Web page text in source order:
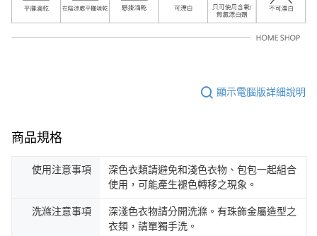
顯示電腦版詳細說明
商品規格
使用注意事項
深色衣類請避免和淺色衣物、包包一起組合
使用，可能產生褪色轉移之現象。
洗滌注意事項
深淺色衣物請分開洗滌。有珠飾金屬造型之
衣類，請單獨手洗。